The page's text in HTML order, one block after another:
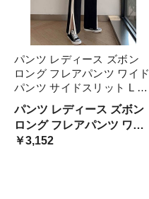
パンツ レディース ズボン
ロング フレアパンツ ワイド
パンツ サイドスリット L XL
2XL 3XL 4XL 5XL 6XL 大き
いサイズ 黒 ジャージ ライ
ン 細身 スリム おしゃれ ボ
トムス
パンツ レディース ズボン
ロング フレアパンツ ワイ
ドパンツ サイドスリット 2
￥3,152